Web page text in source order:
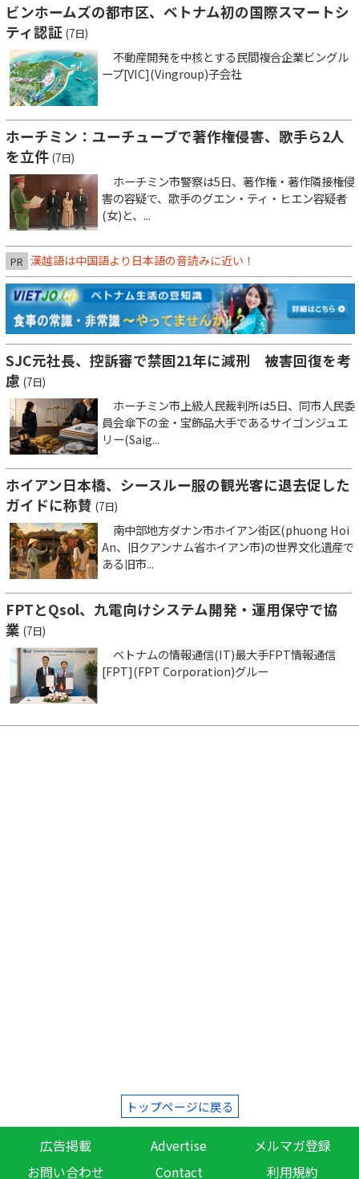
ビンホームズの都市区、ベトナム初の国際スマートシ
ティ認証 (7日)
不動産開発を中核とする民間複合企業ビングル
ープ[VIC](Vingroup)子会社
ホーチミン：ユーチューブで著作権侵害、歌手ら2人
を立件 (7日)
ホーチミン市警察は5日、著作権・著作隣接権侵
害の容疑で、歌手のグエン・ティ・ヒエン容疑者
(女)と、...
PR 漢越語は中国語より日本語の音読みに近い！
SJC元社長、控訴審で禁固21年に減刑 被害回復を考
慮 (7日)
ホーチミン市上級人民裁判所は5日、同市人民委
員会傘下の金・宝飾品大手であるサイゴンジュエ
リー(Saig...
ホイアン日本橋、シースルー服の観光客に退去促した
ガイドに称賛 (7日)
南中部地方ダナン市ホイアン街区(phuong Hoi
An、旧クアンナム省ホイアン市)の世界文化遺産で
ある旧市...
FPTとQsol、九電向けシステム開発・運用保守で協
業 (7日)
ベトナムの情報通信(IT)最大手FPT情報通信
[FPT](FPT Corporation)グルー
トップページに戻る
広告掲載 Advertise
メルマガ登録
お問い合わせ
Contact 利用規約